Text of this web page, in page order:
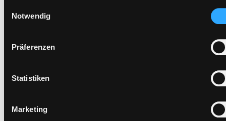
(Länder außerhalb des EWR ohne adäquates
Datenschutzniveau) stattfinden kann. In diesem
ausgeschlossen werden. Eine Verarbeitung durch solche
Einwilligung erteilen („Auswahl erlauben“) oder auf die
Schaltfläche „Alle zulassen“ klicken. Unter dem Punkt
von Cookies und ähnlichen Technologien. Selbstverständlich
Notwendig
Präferenzen
Statistiken
Marketing
Hotline (Mo-Fr 9 bis 17 Uhr): 0316 872-
800